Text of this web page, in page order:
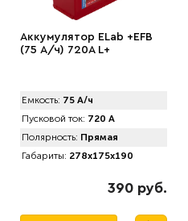
Аккумулятор ELab +EFB
(75 А/ч) 720A L+
Емкость: 75 А/ч
Пусковой ток: 720 А
Полярность: Прямая
Габариты: 278x175x190
390 руб.